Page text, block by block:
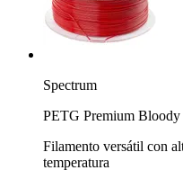
Spectrum
PETG Premium Bloody
Filamento versátil con
temperatura